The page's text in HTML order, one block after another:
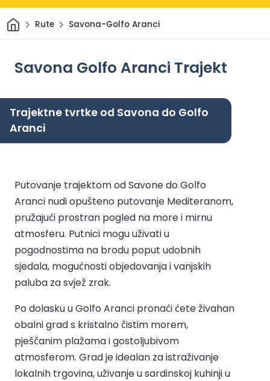
DomRute Savona-Golfo Aranci
Savona Golfo Aranci Trajekt
Trajektne tvrtke od Savona do Golfo
Aranci
Putovanje trajektom od Savone do Golfo
Aranci nudi opušteno putovanje Mediteranom,
pružajući prostran pogled na more i mirnu
atmosferu. Putnici mogu uživati u
pogodnostima na brodu poput udobnih
sjedala, mogućnosti objedovanja i vanjskih
paluba za svjež zrak.
Po dolasku u Golfo Aranci pronaći ćete živahan
obalni grad s kristalno čistim morem,
pješčanim plažama i gostoljubivom
atmosferom. Grad je idealan za istraživanje
lokalnih trgovina, uživanje u sardinskoj kuhinji u